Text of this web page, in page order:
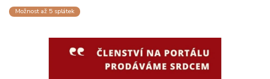
Možnost až 5 splátek